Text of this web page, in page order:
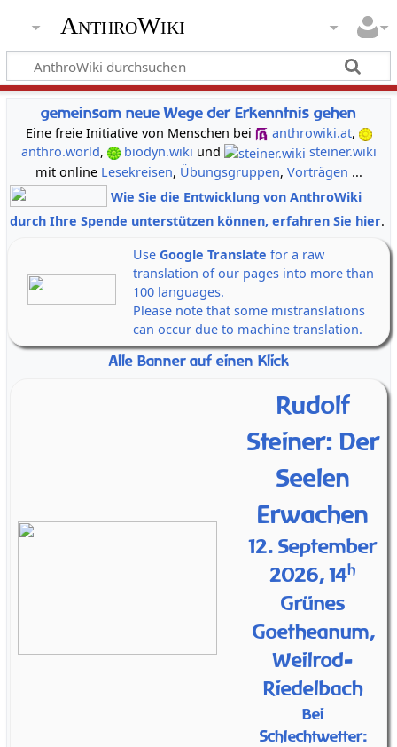
AnthroWiki
gemeinsam neue Wege der Erkenntnis gehen
Eine freie Initiative von Menschen bei anthrowiki.at,
anthro.world, biodyn.wiki und
steiner.wiki
mit online Lesekreisen, Übungsgruppen, Vorträgen ...
Wie Sie die Entwicklung von AnthroWiki
durch Ihre Spende unterstützen können, erfahren Sie hier.
Use Google Translate for a raw
translation of our pages into more than
100 languages.
Please note that some mistranslations
can occur due to machine translation.
Alle Banner auf einen Klick
Rudolf
Steiner: Der
Seelen
Erwachen
12. September
2026, 14h
Grünes
Goetheanum,
Weilrod-
Riedelbach
Bei
Schlechtwetter: